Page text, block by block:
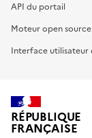
API du portail
Moteur open source
Interface utilisateur
RÉPUBLIQUE
FRANÇAISE